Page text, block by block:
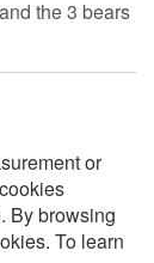
the 3 bears
or
By browsing
To learn